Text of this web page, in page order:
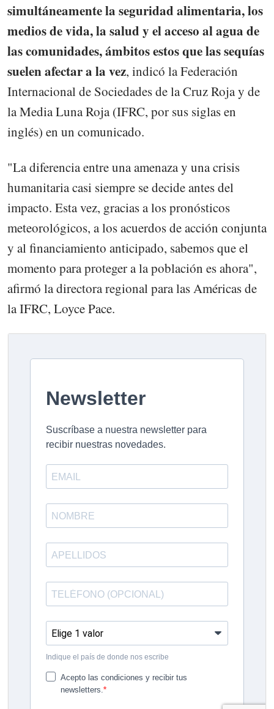
simultáneamente la seguridad alimentaria, los
medios de vida, la salud y el acceso al agua de
las comunidades, ámbitos estos que las sequías
suelen afectar a la vez, indicó la Federación
Internacional de Sociedades de la Cruz Roja y de
la Media Luna Roja (IFRC, por sus siglas en
inglés) en un comunicado.
"La diferencia entre una amenaza y una crisis
humanitaria casi siempre se decide antes del
impacto. Esta vez, gracias a los pronósticos
meteorológicos, a los acuerdos de acción conjunta
y al financiamiento anticipado, sabemos que el
momento para proteger a la población es ahora",
afirmó la directora regional para las Américas de
la IFRC, Loyce Pace.